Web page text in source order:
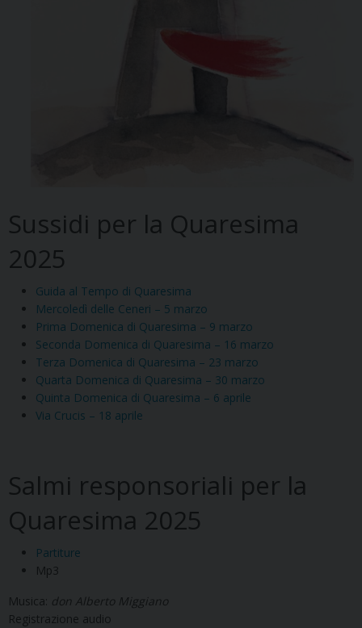
Sussidi per la Quaresima
2025
Guida al Tempo di Quaresima
Mercoledì delle Ceneri – 5 marzo
Prima Domenica di Quaresima – 9 marzo
Seconda Domenica di Quaresima – 16 marzo
Terza Domenica di Quaresima – 23 marzo
Quarta Domenica di Quaresima – 30 marzo
Quinta Domenica di Quaresima – 6 aprile
Via Crucis – 18 aprile
Salmi responsoriali per la
Quaresima 2025
Partiture
Mp3
Musica: don Alberto Miggiano
Registrazione audio